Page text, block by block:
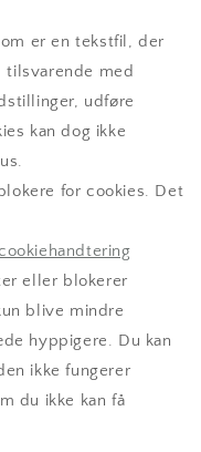
er en tekstfil, der
med
udføre
kan dog ikke
for cookies. Det
eller blokerer
blive mindre
hyppigere. Du kan
ikke fungerer
du ikke kan få